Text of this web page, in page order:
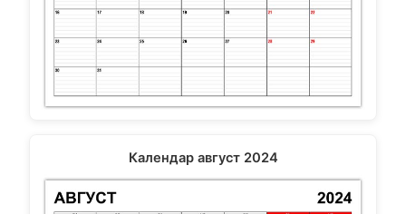
Календар август 2024